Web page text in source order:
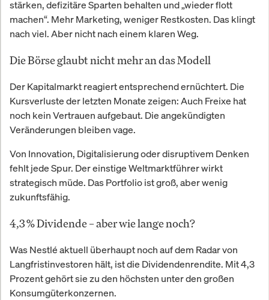
stärken, defizitäre Sparten behalten und „wieder flott
machen“. Mehr Marketing, weniger Restkosten. Das klingt
nach viel. Aber nicht nach einem klaren Weg.
Die Börse glaubt nicht mehr an das Modell
Der Kapitalmarkt reagiert entsprechend ernüchtert. Die
Kursverluste der letzten Monate zeigen: Auch Freixe hat
noch kein Vertrauen aufgebaut. Die angekündigten
Veränderungen bleiben vage.
Von Innovation, Digitalisierung oder disruptivem Denken
fehlt jede Spur. Der einstige Weltmarktführer wirkt
strategisch müde. Das Portfolio ist groß, aber wenig
zukunftsfähig.
4,3 % Dividende – aber wie lange noch?
Was Nestlé aktuell überhaupt noch auf dem Radar von
Langfristinvestoren hält, ist die Dividendenrendite. Mit 4,3
Prozent gehört sie zu den höchsten unter den großen
Konsumgüterkonzernen.